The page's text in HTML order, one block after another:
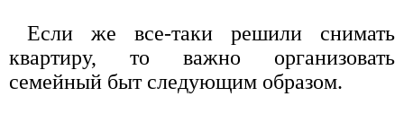
Если же все-таки решили снимать
квартиру, то важно организовать
семейный быт следующим образом.